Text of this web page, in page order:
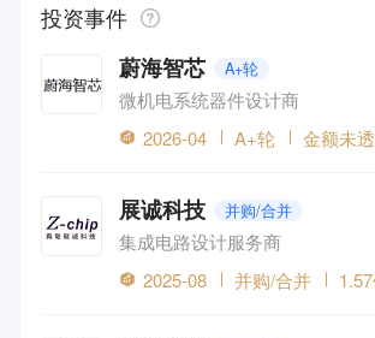
投资事件
蔚海智芯 A+轮
微机电系统器件设计商
2026-04 A+轮 金额未
展诚科技 并购/合并
集成电路设计服务商
2025-08 并购/合并